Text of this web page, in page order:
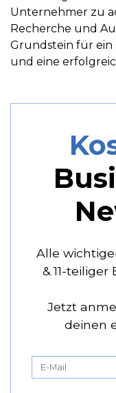
Unternehmer zu
Recherche und
Grundstein für ein
und eine
Alle
& 11-
Jetzt
deinen